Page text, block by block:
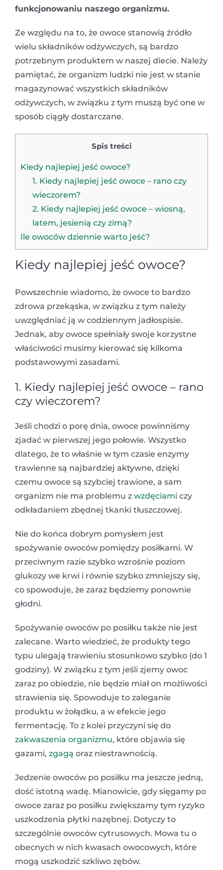
funkcjonowaniu naszego organizmu.
Ze względu na to, że owoce stanowią źródło
wielu składników odżywczych, są bardzo
potrzebnym produktem w naszej diecie. Należy
pamiętać, że organizm ludzki nie jest w stanie
magazynować wszystkich składników
odżywczych, w związku z tym muszą być one w
sposób ciągły dostarczane.
Spis treści
Kiedy najlepiej jeść owoce?
1. Kiedy najlepiej jeść owoce – rano czy
wieczorem?
2. Kiedy najlepiej jeść owoce – wiosną,
latem, jesienią czy zimą?
Ile owoców dziennie warto jeść?
Kiedy najlepiej jeść owoce?
Powszechnie wiadomo, że owoce to bardzo
zdrowa przekąska, w związku z tym należy
uwzględniać ją w codziennym jadłospisie.
Jednak, aby owoce spełniały swoje korzystne
właściwości musimy kierować się kilkoma
podstawowymi zasadami.
1. Kiedy najlepiej jeść owoce – rano
czy wieczorem?
Jeśli chodzi o porę dnia, owoce powinniśmy
zjadać w pierwszej jego połowie. Wszystko
dlatego, że to właśnie w tym czasie enzymy
trawienne są najbardziej aktywne, dzięki
czemu owoce są szybciej trawione, a sam
organizm nie ma problemu z wzdęciami czy
odkładaniem zbędnej tkanki tłuszczowej.
Nie do końca dobrym pomysłem jest
spożywanie owoców pomiędzy posiłkami. W
przeciwnym razie szybko wzrośnie poziom
glukozy we krwi i równie szybko zmniejszy się,
co spowoduje, że zaraz będziemy ponownie
głodni.
Spożywanie owoców po posiłku także nie jest
zalecane. Warto wiedzieć, że produkty tego
typu ulegają trawieniu stosunkowo szybko (do 1
godziny). W związku z tym jeśli zjemy owoc
zaraz po obiedzie, nie będzie miał on możliwości
strawienia się. Spowoduje to zaleganie
produktu w żołądku, a w efekcie jego
fermentację. To z kolei przyczyni się do
zakwaszenia organizmu, które objawia się
gazami, zgagą oraz niestrawnością.
Jedzenie owoców po posiłku ma jeszcze jedną,
dość istotną wadę. Mianowicie, gdy sięgamy po
owoce zaraz po posiłku zwiększamy tym ryzyko
uszkodzenia płytki nazębnej. Dotyczy to
szczególnie owoców cytrusowych. Mowa tu o
obecnych w nich kwasach owocowych, które
mogą uszkodzić szkliwo zębów.